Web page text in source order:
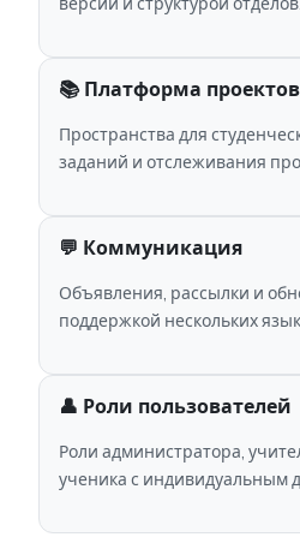
версий и структурой отделов.
📚 Платформа проектов
Пространства для
заданий и отслеживания
💬 Коммуникация
Объявления, рассылки и
поддержкой нескольких
👤 Роли пользователей
Роли администратора,
ученика с индивидуальным